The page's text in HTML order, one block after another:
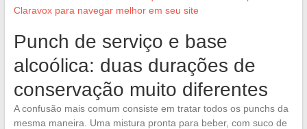
Claravox para navegar melhor em seu site
Punch de serviço e base
alcoólica: duas durações de
conservação muito diferentes
A confusão mais comum consiste em tratar todos os punchs da
mesma maneira. Uma mistura pronta para beber, com suco de